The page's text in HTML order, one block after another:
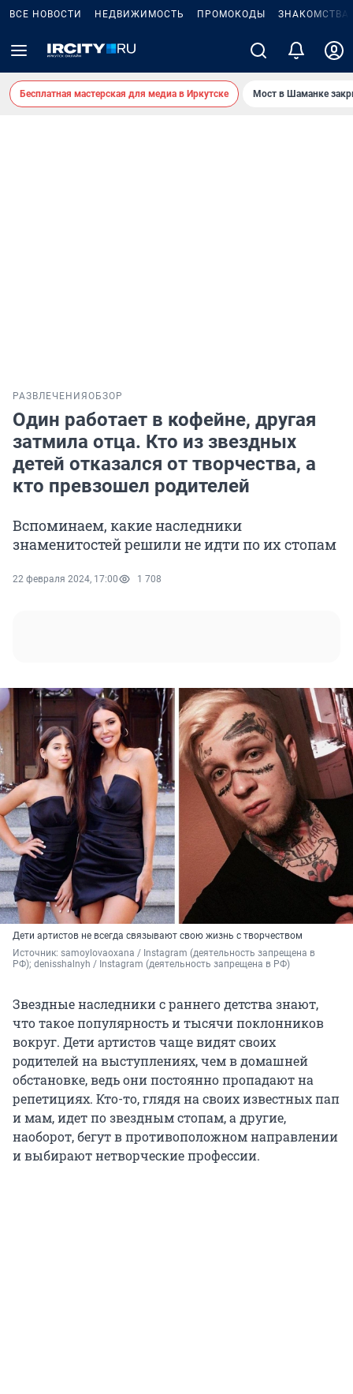
ВСЕ НОВОСТИ НЕДВИЖИМОСТЬ ПРОМОКОДЫ ЗНАКОМСТВА
Бесплатная мастерская для медиа в Иркутске Мост в Шаманке
РАЗВЛЕЧЕНИЯ ОБЗОР
Один работает в кофейне, другая
затмила отца. Кто из звездных
детей отказался от творчества, а
кто превзошел родителей
Вспоминаем, какие наследники
знаменитостей решили не идти по их стопам
22 февраля 2024, 17:00 1 708
Дети артистов не всегда связывают свою жизнь с творчеством
Источник: samoylovaoxana / Instagram (деятельность запрещена в
РФ); denisshalnyh / Instagram (деятельность запрещена в РФ)
Звездные наследники с раннего детства знают,
что такое популярность и тысячи поклонников
вокруг. Дети артистов чаще видят своих
родителей на выступлениях, чем в домашней
обстановке, ведь они постоянно пропадают на
репетициях. Кто-то, глядя на своих известных пап
и мам, идет по звездным стопам, а другие,
наоборот, бегут в противоположном направлении
и выбирают нетворческие профессии.